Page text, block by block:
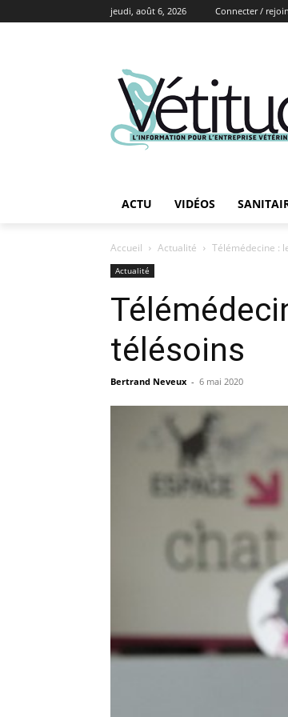
jeudi, août 6, 2026 Connecter /
ACTU VIDÉOS
Accueil Actualité Télémédecine :
Actualité
télésoins
Bertrand Neveux - 6 mai 2020